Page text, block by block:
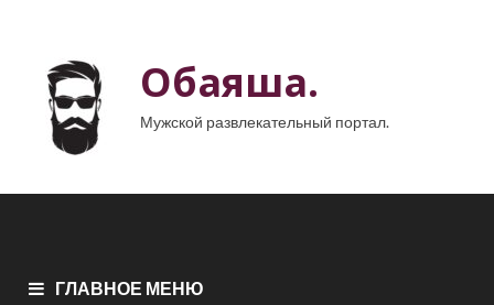
Обаяша.
Мужской развлекательный портал.
ГЛАВНОЕ МЕНЮ